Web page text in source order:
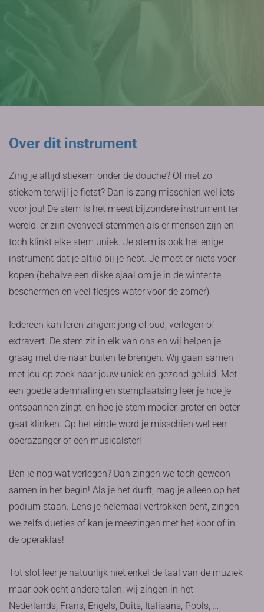
Over dit instrument
Zing je altijd stiekem onder de douche? Of niet zo
stiekem terwijl je fietst? Dan is zang misschien wel iets
voor jou! De stem is het meest bijzondere instrument ter
wereld: er zijn evenveel stemmen als er mensen zijn en
toch klinkt elke stem uniek. Je stem is ook het enige
instrument dat je altijd bij je hebt. Je moet er niets voor
kopen (behalve een dikke sjaal om je in de winter te
beschermen en veel flesjes water voor de zomer)
Iedereen kan leren zingen: jong of oud, verlegen of
extravert. De stem zit in elk van ons en wij helpen je
graag met die naar buiten te brengen. Wij gaan samen
met jou op zoek naar jouw uniek en gezond geluid. Met
een goede ademhaling en stemplaatsing leer je hoe je
ontspannen zingt, en hoe je stem mooier, groter en beter
gaat klinken. Op het einde word je misschien wel een
operazanger of een musicalster!
Ben je nog wat verlegen? Dan zingen we toch gewoon
samen in het begin! Als je het durft, mag je alleen op het
podium staan. Eens je helemaal vertrokken bent, zingen
we zelfs duetjes of kan je meezingen met het koor of in
de operaklas!
Tot slot leer je natuurlijk niet enkel de taal van de muziek
maar ook echt andere talen: wij zingen in het
Nederlands, Frans, Engels, Duits, Italiaans, Pools, …